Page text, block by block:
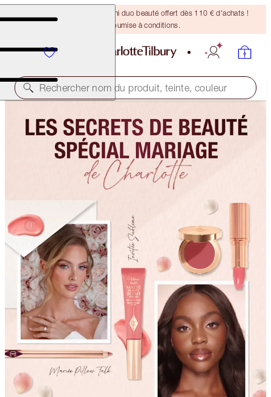
DERNIÈRE CHANCE ! Un mini duo beauté offert dès 110 € d'achats !
Offre soumise à conditions.
Rechercher nom du produit, teinte, couleur